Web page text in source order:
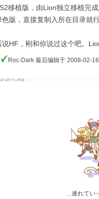
移植版，由Lion独立移植完
色版，直接复制入所在目录就
说HF，刚和你说过这个吧。
Roc-Dark 最后编辑于 2008-02-
…連れて